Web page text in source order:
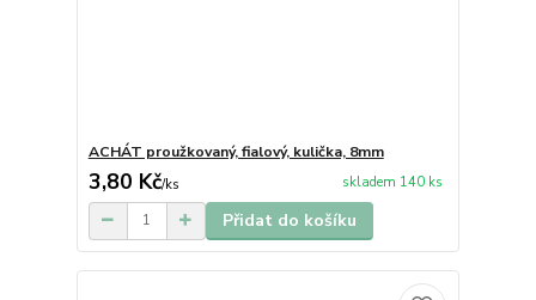
ACHÁT proužkovaný, fialový, kulička, 8mm
3,80 Kč/ks skladem 140 ks
Přidat do košíku